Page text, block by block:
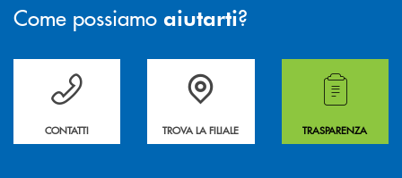
Come possiamo aiutarti?
Per ogni necessità compila il form e noi ti richiamiamo
CONTATTI
La&nbsp; Filiale &nbsp;vicina a te. &nbsp;
TROVA LA FILIALE
Hai bisogno di
TRASPARENZA